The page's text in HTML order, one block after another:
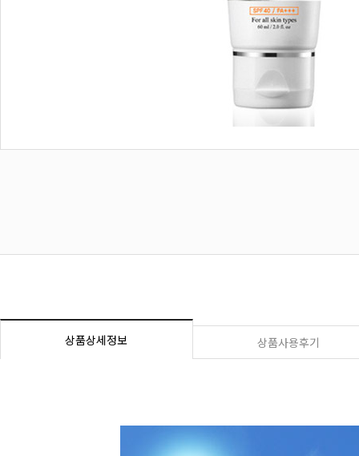
상품상세정보 상품사용후기